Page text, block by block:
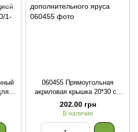
060455 Прямоугольная
акриловая крышка 20*30 см
для органайзера или
дополнительного яруса
202.00 грн
В наличии